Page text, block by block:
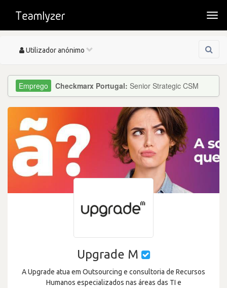
Toggle
Utilizador anónimo
Checkmarx Portugal: Senior Strategic CSM
Upgrade M
A Upgrade atua em Outsourcing e consultoria de Recursos
Humanos especializados nas áreas das TI e